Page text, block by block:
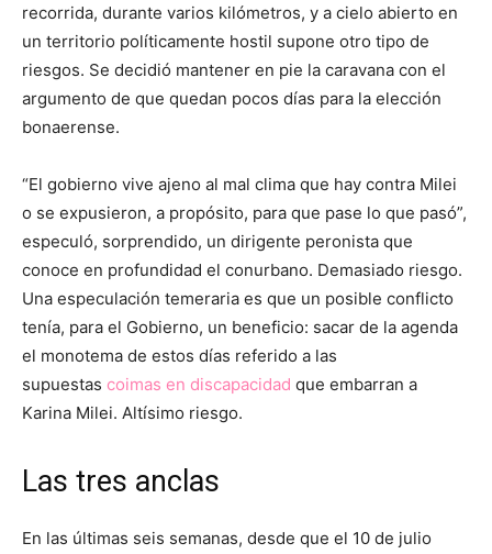
recorrida, durante varios kilómetros, y a cielo abierto en
un territorio políticamente hostil supone otro tipo de
riesgos. Se decidió mantener en pie la caravana con el
argumento de que quedan pocos días para la elección
bonaerense.
“El gobierno vive ajeno al mal clima que hay contra Milei
o se expusieron, a propósito, para que pase lo que pasó”,
especuló, sorprendido, un dirigente peronista que
conoce en profundidad el conurbano. Demasiado riesgo.
Una especulación temeraria es que un posible conflicto
tenía, para el Gobierno, un beneficio: sacar de la agenda
el monotema de estos días referido a las
supuestas coimas en discapacidad que embarran a
Karina Milei. Altísimo riesgo.
Las tres anclas
En las últimas seis semanas, desde que el 10 de julio